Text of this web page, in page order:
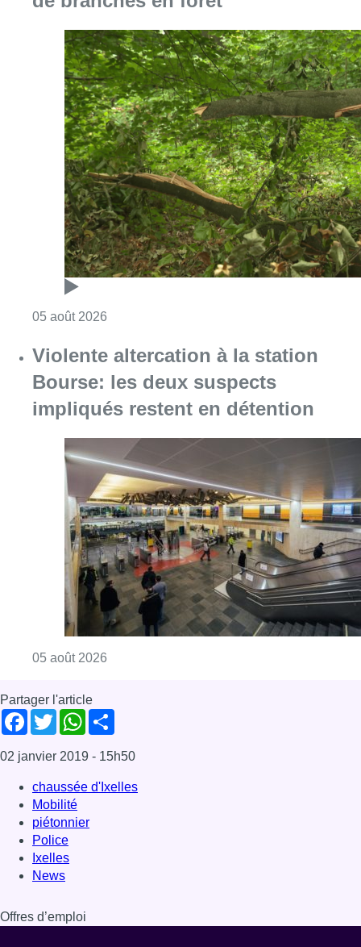
05 août 2026
Violente altercation à la station
Bourse: les deux suspects
impliqués restent en détention
05 août 2026
Partager l'article
Facebook
TwitterWhatsApp
02 janvier 2019 - 15h50
chaussée d'Ixelles
Mobilité
piétonnier
Police
Ixelles
News
Offres d’emploi